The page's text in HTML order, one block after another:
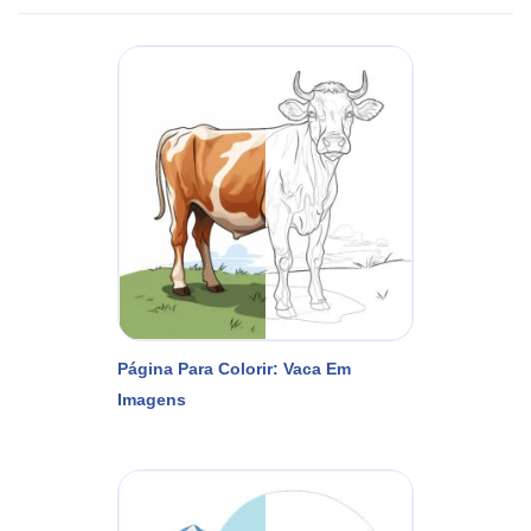
Página Para Colorir: Vaca Em
Imagens